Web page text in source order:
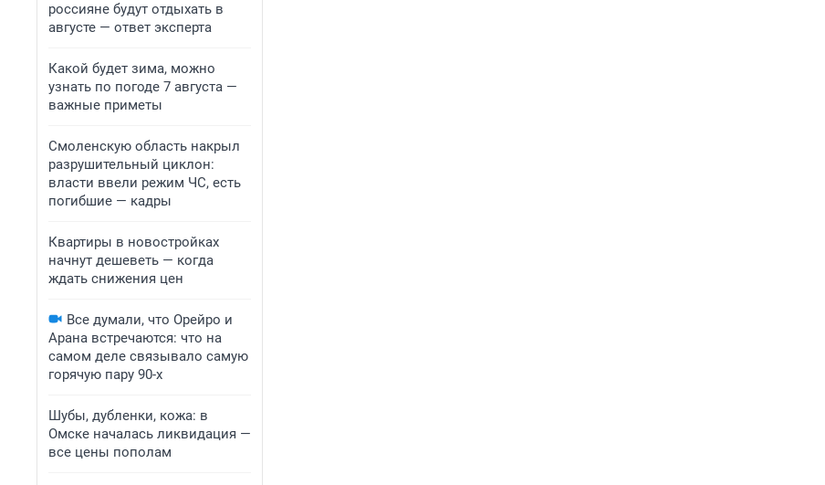
россияне будут отдыхать в
августе — ответ эксперта
Какой будет зима, можно
узнать по погоде 7 августа —
важные приметы
Смоленскую область накрыл
разрушительный циклон:
власти ввели режим ЧС, есть
погибшие — кадры
Квартиры в новостройках
начнут дешеветь — когда
ждать снижения цен
Все думали, что Орейро и
Арана встречаются: что на
самом деле связывало самую
горячую пару 90-х
Шубы, дубленки, кожа: в
Омске началась ликвидация —
все цены пополам